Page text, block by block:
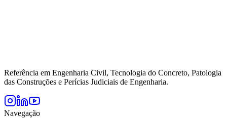
Referência em Engenharia Civil, Tecnologia do Concreto, Patologia
das Construções e Perícias Judiciais de Engenharia.
Navegação